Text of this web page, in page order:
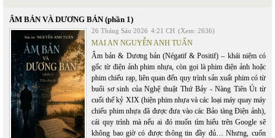
ÂM BẢN VÀ DƯƠNG BẢN (phần 1)
26 Tháng Sáu 2026 4:21 CH (Xem: 2636)
MAI AN NGUYỄN ANH TUẤN
Âm bản & Dương bản (Négatif & Positif) – khái niệm có
gốc từ điện ảnh phim nhựa, còn gọi là phim điện ảnh hoặc
phim chiếu rạp, liên quan đến quy trình sản xuất phim có từ
buổi sơ sinh của Nghệ thuật Thứ Bảy - Nàng Tiên Út từ
cuối thế kỷ XIX (hiện phim nhựa và các loại máy quay máy
chiếu phim nhựa đã được đưa vào các Bảo tàng Điện ảnh),
cái quy trình mà nếu ai đó muốn tìm hiểu trên Google sẽ
không bao giờ có được thông tin đầy đủ… Nhưng, cuốn